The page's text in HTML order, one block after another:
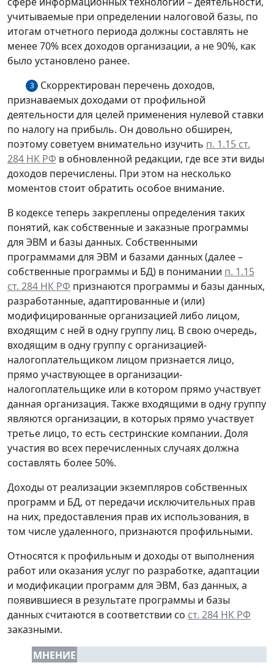
учитываемые при определении налоговой базы, по
итогам отчетного периода должны составлять не
менее 70% всех доходов организации, а не 90%, как
было установлено ранее.
3
Скорректирован перечень доходов,
признаваемых доходами от профильной
деятельности для целей применения нулевой ставки
по налогу на прибыль. Он довольно обширен,
поэтому советуем внимательно изучить п. 1.15 ст.
284 НК РФ в обновленной редакции, где все эти виды
доходов перечислены. При этом на несколько
моментов стоит обратить особое внимание.
В кодексе теперь закреплены определения таких
понятий, как собственные и заказные программы
для ЭВМ и базы данных. Собственными
программами для ЭВМ и базами данных (далее –
собственные программы и БД) в понимании п. 1.15
ст. 284 НК РФ признаются программы и базы данных,
разработанные, адаптированные и (или)
модифицированные организацией либо лицом,
входящим с ней в одну группу лиц. В свою очередь,
входящим в одну группу с организацией-
налогоплательщиком лицом признается лицо,
прямо участвующее в организации-
налогоплательщике или в котором прямо участвует
данная организация. Также входящими в одну группу
являются организации, в которых прямо участвует
третье лицо, то есть сестринские компании. Доля
участия во всех перечисленных случаях должна
составлять более 50%.
Доходы от реализации экземпляров собственных
программ и БД, от передачи исключительных прав
на них, предоставления прав их использования, в
том числе удаленного, признаются профильными.
Относятся к профильным и доходы от выполнения
работ или оказания услуг по разработке, адаптации
и модификации программ для ЭВМ, баз данных, а
появившиеся в результате программы и базы
данных считаются в соответствии со ст. 284 НК РФ
заказными.
МНЕНИЕ